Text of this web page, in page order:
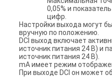
0,05% и
цифр.
Настройки выхода могут
вручную по положению.
DCI выход включает
источник питания 24 В) и
источник питания 24 В).
mA имеет режим
При выходе DCI он может